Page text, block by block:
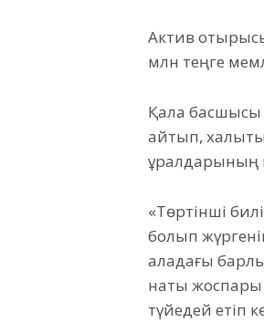
Актив
млн теңге
Қала басшысы
айтып,
құралдарының
«Төртінші
болып
қаладағы
нақты
түйедей етіп